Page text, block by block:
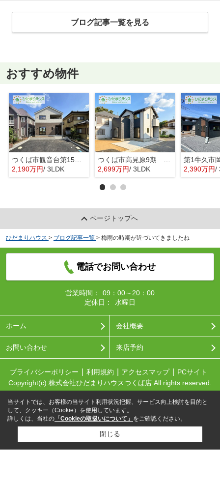
ブログ記事一覧を見る
おすすめ物件
つくば市観音台第15 新築戸建
2,190万円/ 3LDK
2,699万円/ 3LDK 2,390万円/
ページトップへ
ひだまりハウス > ブログ記事一覧 > 梅雨の時期が近づいてきましたね
電話でお問い合わせ
営業時間：
09：00～20：00
定休日：
水曜日
ホーム 会社概要
お問い合わせ 来店予約
プライバシーポリシー 利用規約 アクセスマップ
PCサイト
Copyright(c) 株式会社ひだまりハウスつくば店 All rights reserved.
当サイトでは、お客様の当サイト利用状況把握、サービス向上検討を目的と
して、クッキー（Cookie）を使用しています。
詳しくは、当社の 「Cookieの取扱いについて」 をご確認ください。
閉じる